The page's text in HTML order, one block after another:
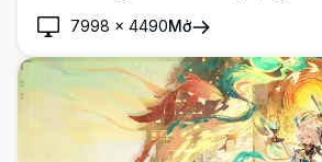
thanh kiếm phát sáng theo phong cách
Trung Hoa đầy mãn nhãn.
7998 × 4490Mở